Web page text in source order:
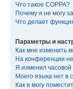
Что такое COPPA?
Почему я не могу
Что делает
Параметры и
Как мне изменить
На конференции
Я изменил
Моего языка нет в
Как я могу